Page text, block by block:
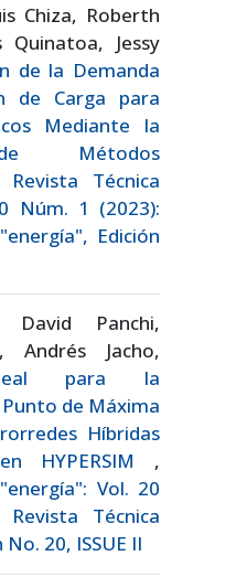
Chiza, Roberth
Quinatoa, Jessy
de la Demanda
de Carga para
Mediante la
Métodos
Revista Técnica
Núm. 1 (2023):
Edición
David Panchi,
Andrés Jacho,
para la
de Máxima
Híbridas
HYPERSIM ,
Vol. 20
Técnica
20, ISSUE II